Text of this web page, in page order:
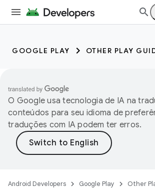
GOOGLE PLAY OTHER PLAY
O Google usa tecnologia de IA na
conteúdos para seu idioma de
traduções com IA podem ter erros.
Android Developers Google Play Other